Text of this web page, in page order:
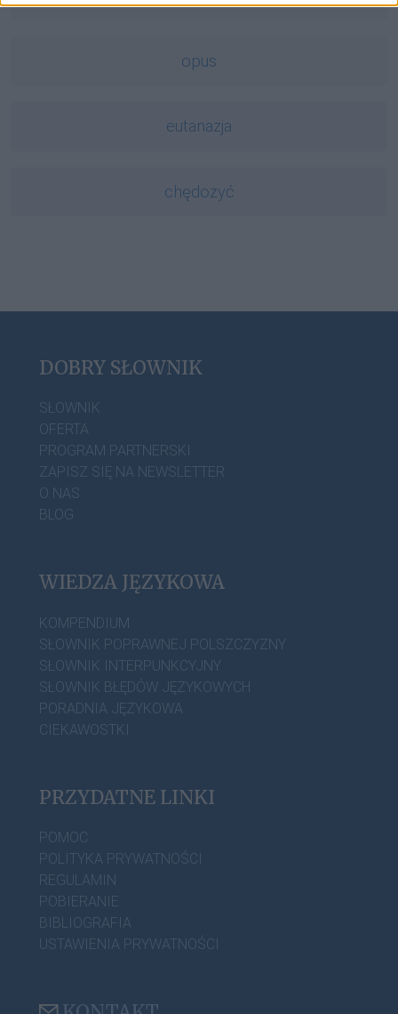
opus
eutanazja
chędożyć
DOBRY SŁOWNIK
SŁOWNIK
OFERTA
PROGRAM PARTNERSKI
ZAPISZ SIĘ NA NEWSLETTER
O NAS
BLOG
WIEDZA JĘZYKOWA
KOMPENDIUM
SŁOWNIK POPRAWNEJ POLSZCZYZNY
SŁOWNIK INTERPUNKCYJNY
SŁOWNIK BŁĘDÓW JĘZYKOWYCH
PORADNIA JĘZYKOWA
CIEKAWOSTKI
PRZYDATNE LINKI
POMOC
POLITYKA PRYWATNOŚCI
REGULAMIN
POBIERANIE
BIBLIOGRAFIA
USTAWIENIA PRYWATNOŚCI